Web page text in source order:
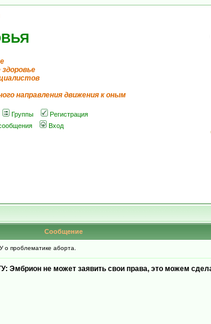
направления движения к оным
Группы
Регистрация
Вход
Сообщение
проблематике аборта.
Эмбрион не может заявить свои права, это можем